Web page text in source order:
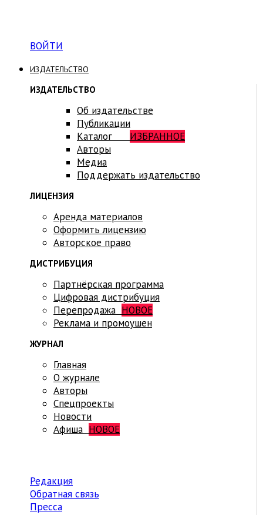
ВОЙТИ
ИЗДАТЕЛЬСТВО
ИЗДАТЕЛЬСТВО
Об издательстве
Публикации
Каталог ИЗБРАННОЕ
Авторы
Медиа
Поддержать издательство
ЛИЦЕНЗИЯ
Аренда материалов
Оформить лицензию
Авторское право
ДИСТРИБУЦИЯ
Партнёрская программа
Цифровая дистрибуция
Перепродажа НОВОЕ
Реклама и промоушен
ЖУРНАЛ
Главная
О журнале
Авторы
Спецпроекты
Новости
Афиша НОВОЕ
Редакция
Обратная связь
Пресса